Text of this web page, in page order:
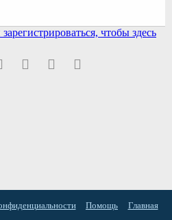
чтобы здесь
PinterestWhatsAppЭлектронная почта
Помощь Главная